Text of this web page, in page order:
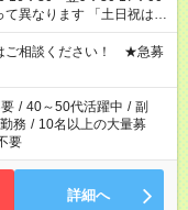
す 「土日祝は休
少し遅い時間から始めた
たします。 ※未経験
事を経験いただき、 お
が
。
ご相談ください！ ★急募
/ 40～50代活躍中 / 副
務 / 10名以上の大量募
要
詳細へ